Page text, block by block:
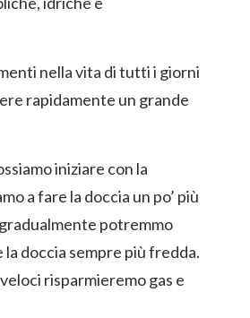
nella vita di tutti i giorni
rapidamente un grande
iniziare con la
a fare la doccia un po’ più
potremmo
doccia sempre più fredda.
risparmieremo gas e